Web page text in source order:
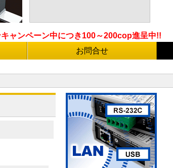
ャンペーン中につき100～200cop進呈中!!
お問合せ